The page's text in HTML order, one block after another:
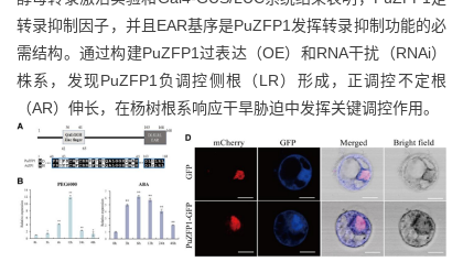
转录抑制因子，并且EAR基序是PuZFP1发挥转录抑制功能的必
需结构。通过构建PuZFP1过表达（OE）和RNA干扰（RNAi）
株系，发现PuZFP1负调控侧根（LR）形成，正调控不定根
（AR）伸长，在杨树根系响应干旱胁迫中发挥关键调控作用。